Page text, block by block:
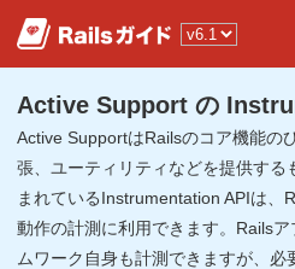
Active Support の
Active SupportはRailsのコア機能の
張、ユーティリティなどを提供する
まれているInstrumentation APIは、
動作の計測に利用できます。Rails
ムワーク自身も計測できますが、